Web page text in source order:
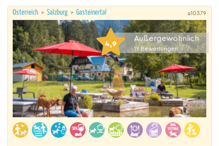
Österreich > Salzburg > Gasteinertal a10379
4,9
Außergewöhnlich
19 Bewertungen